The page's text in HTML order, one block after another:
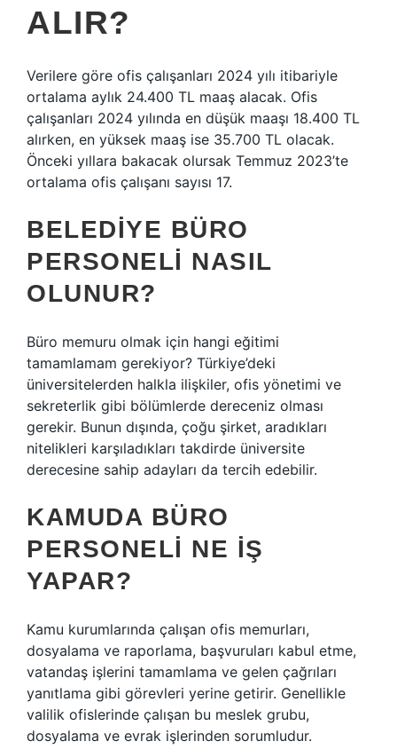
ALIR?
Verilere göre ofis çalışanları 2024 yılı itibariyle
ortalama aylık 24.400 TL maaş alacak. Ofis
çalışanları 2024 yılında en düşük maaşı 18.400 TL
alırken, en yüksek maaş ise 35.700 TL olacak.
Önceki yıllara bakacak olursak Temmuz 2023’te
ortalama ofis çalışanı sayısı 17.
BELEDIYE BÜRO
PERSONELI NASIL
OLUNUR?
Büro memuru olmak için hangi eğitimi
tamamlamam gerekiyor? Türkiye’deki
üniversitelerden halkla ilişkiler, ofis yönetimi ve
sekreterlik gibi bölümlerde dereceniz olması
gerekir. Bunun dışında, çoğu şirket, aradıkları
nitelikleri karşıladıkları takdirde üniversite
derecesine sahip adayları da tercih edebilir.
KAMUDA BÜRO
PERSONELI NE IŞ
YAPAR?
Kamu kurumlarında çalışan ofis memurları,
dosyalama ve raporlama, başvuruları kabul etme,
vatandaş işlerini tamamlama ve gelen çağrıları
yanıtlama gibi görevleri yerine getirir. Genellikle
valilik ofislerinde çalışan bu meslek grubu,
dosyalama ve evrak işlerinden sorumludur.